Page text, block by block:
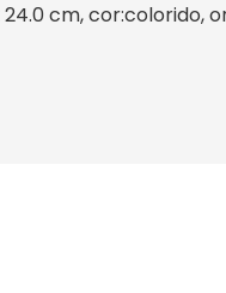
cm, cor:colorido,